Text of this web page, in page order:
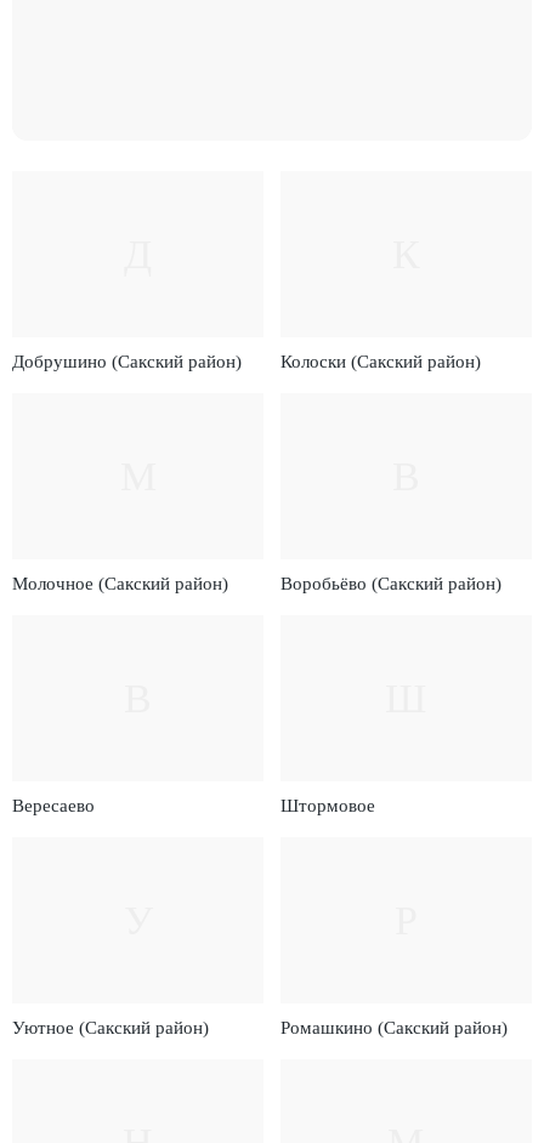
Добрушино (Сакский район) Колоски (Сакский район)
Молочное (Сакский район) Воробьёво (Сакский район)
Вересаево Штормовое
Уютное (Сакский район) Ромашкино (Сакский район)